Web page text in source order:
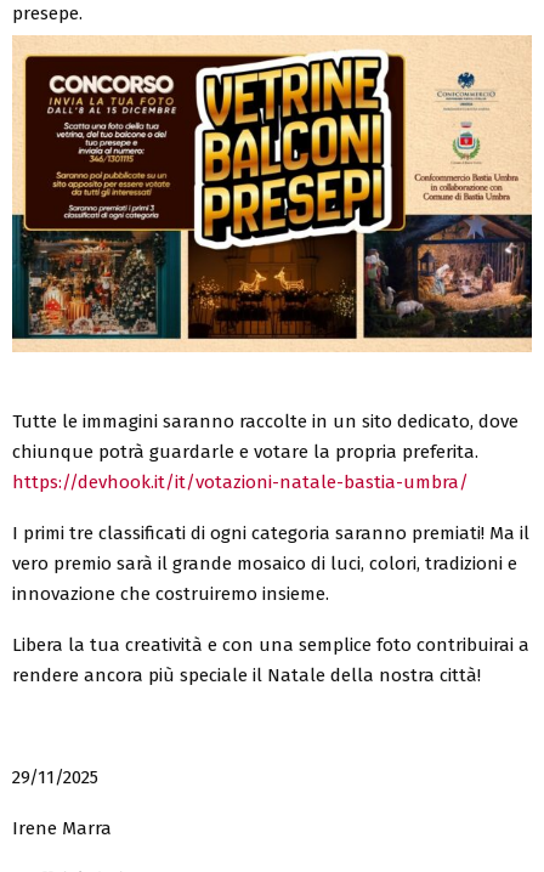
presepe.
Tutte le immagini saranno raccolte in un sito dedicato, dove
chiunque potrà guardarle e votare la propria preferita.
https://devhook.it/it/votazioni-natale-bastia-umbra/
I primi tre classificati di ogni categoria saranno premiati! Ma il
vero premio sarà il grande mosaico di luci, colori, tradizioni e
innovazione che costruiremo insieme.
Libera la tua creatività e con una semplice foto contribuirai a
rendere ancora più speciale il Natale della nostra città!
29/11/2025
Irene Marra